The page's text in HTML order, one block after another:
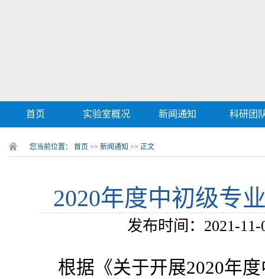
首页 实验室概况 新闻通知 科研团
您当前位置： 首页 >> 新闻通知 >> 正文
2020年度中初级专
发布时间：2021-
根据《关于开展2020年